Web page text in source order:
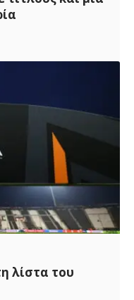
λίστα του